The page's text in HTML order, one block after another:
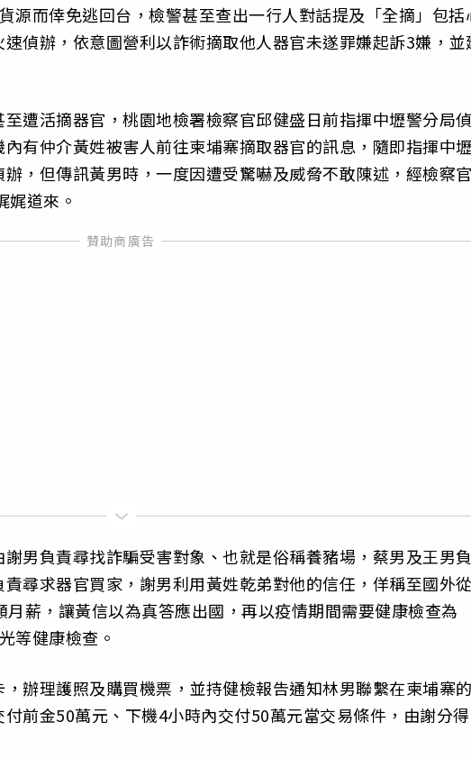
源而倖免逃回台，檢警甚至查出一行人對話提及「全摘」包括
偵辦，依意圖營利以詐術摘取他人器官未遂罪嫌起訴3嫌，並
遭活摘器官，桃園地檢署檢察官邱健盛日前指揮中壢警分局偵
有仲介黃姓被害人前往柬埔寨摘取器官的訊息，隨即指揮中壢
，但傳訊黃男時，一度因遭受驚嚇及威脅不敢陳述，經檢察官
娓道來。
男負責尋找詐騙受害對象、也就是俗稱養豬場，蔡男及王男負
尋求器官買家，謝男利用黃姓乾弟對他的信任，佯稱至國外從
薪，讓黃信以為真答應出國，再以疫情期間需要健康檢查為
等健康檢查。
辦理護照及購買機票，並持健檢報告通知林男聯繫在柬埔寨的
前金50萬元、下機4小時內交付50萬元當交易條件，由謝分得